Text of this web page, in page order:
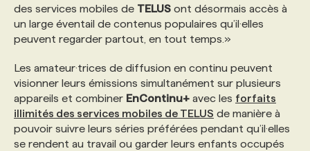
des services mobiles de TELUS ont désormais accès à
un large éventail de contenus populaires qu’il·elles
peuvent regarder partout, en tout temps.»
Les amateur·trices de diffusion en continu peuvent
visionner leurs émissions simultanément sur plusieurs
appareils et combiner EnContinu+ avec les forfaits
illimités des services mobiles de TELUS de manière à
pouvoir suivre leurs séries préférées pendant qu’il·elles
se rendent au travail ou garder leurs enfants occupés